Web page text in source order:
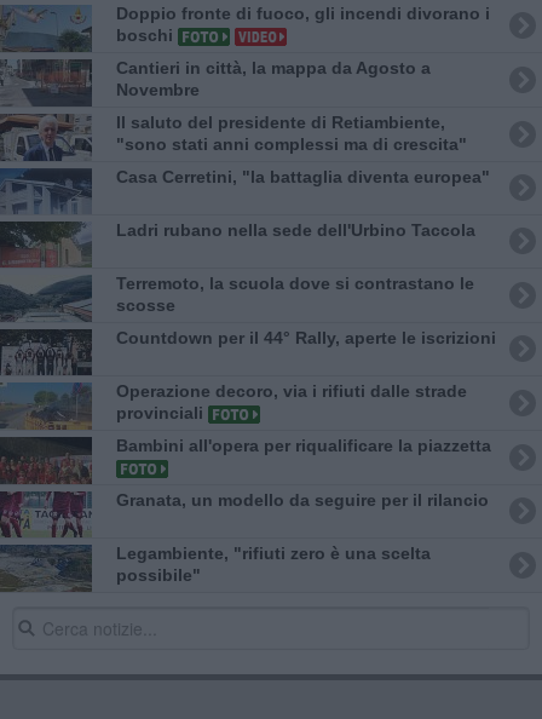
Doppio fronte di fuoco, gli incendi divorano i
boschi
Cantieri in città, la mappa da Agosto a
Novembre
Il saluto del presidente di Retiambiente,
"sono stati anni complessi ma di crescita"
Casa Cerretini, "la battaglia diventa europea"
Ladri rubano nella sede dell'Urbino Taccola
Terremoto, la scuola dove si contrastano le
scosse
Countdown per il 44° Rally, aperte le iscrizioni
Operazione decoro, via i rifiuti dalle strade
provinciali
Bambini all'opera per riqualificare la piazzetta
Granata, un modello da seguire per il rilancio
Legambiente, "rifiuti zero è una scelta
possibile"